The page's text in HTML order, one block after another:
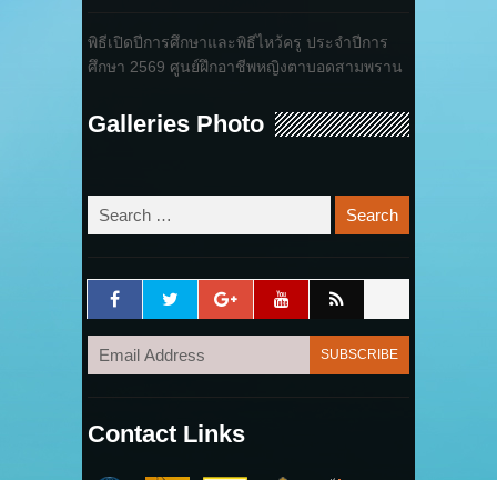
พิธีเปิดปีการศึกษาและพิธีไหว้ครู ประจำปีการ
ศึกษา 2569 ศูนย์ฝึกอาชีพหญิงตาบอดสามพราน
Galleries Photo
Contact Links